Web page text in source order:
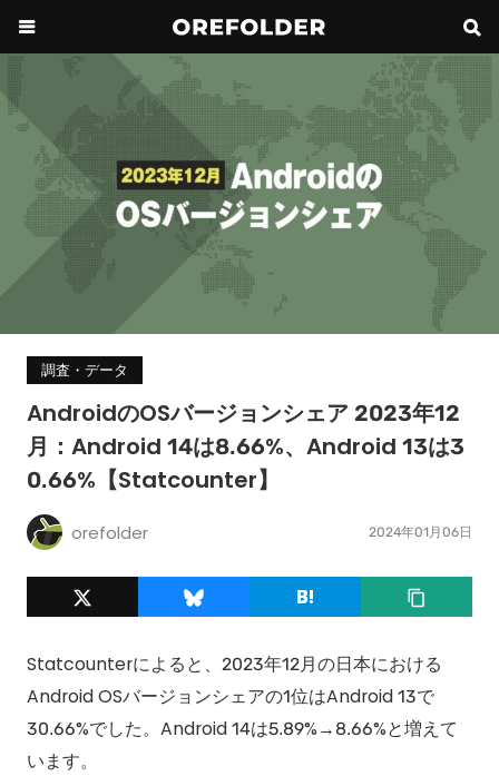
調査・データ
AndroidのOSバージョンシェア 2023年12
月：Android 14は8.66%、Android 13は3
0.66%【Statcounter】
orefolder 2024年01月06日
Statcounterによると、2023年12月の日本における
Android OSバージョンシェアの1位はAndroid 13で
30.66%でした。Android 14は5.89%→8.66%と増えて
います。